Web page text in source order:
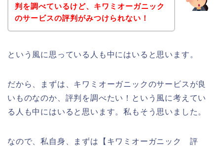
判を調べているけど、キワミオーガニック
のサービスの評判がみつけられない！
という風に思っている人も中にはいると思います。
だから、まずは、キワミオーガニックのサービスが良
いものなのか、評判を調べたい！という風に考えてい
る人も中にはいると思います。私もそう思いました。
なので、私自身、まずは【キワミオーガニック 評